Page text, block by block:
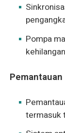
Pompa
termasuk